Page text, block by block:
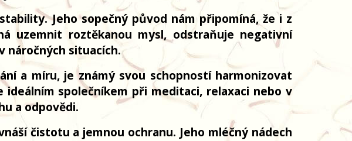
Jeho sopečný původ nám připomíná, že i z
uzemnit roztěkanou mysl, odstraňuje negativní
náročných situacích.
a míru, je známý svou schopností harmonizovat
společníkem při meditaci, relaxaci nebo v
a odpovědi.
čistotu a jemnou ochranu. Jeho mléčný nádech